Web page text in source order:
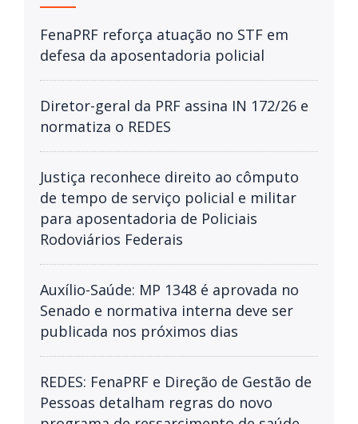
FenaPRF reforça atuação no STF em
defesa da aposentadoria policial
Diretor-geral da PRF assina IN 172/26 e
normatiza o REDES
Justiça reconhece direito ao cômputo
de tempo de serviço policial e militar
para aposentadoria de Policiais
Rodoviários Federais
Auxílio-Saúde: MP 1348 é aprovada no
Senado e normativa interna deve ser
publicada nos próximos dias
REDES: FenaPRF e Direção de Gestão de
Pessoas detalham regras do novo